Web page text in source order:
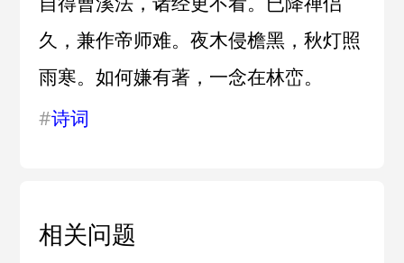
久，兼作帝师难。夜木侵檐黑，秋灯照
雨寒。如何嫌有著，一念在林峦。
#诗词
相关问题